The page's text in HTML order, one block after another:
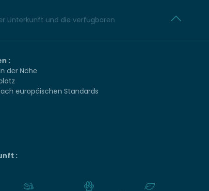
Unterkunft und die verfügbaren
:
der Nähe
europäischen Standards
: